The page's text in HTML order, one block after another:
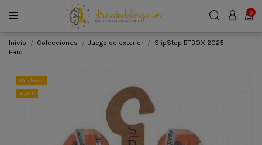
0
Inicio Colecciones Juego de exterior
SlipStop BTBOX 2025 -
Faro
¡En oferta!
-6,00 €